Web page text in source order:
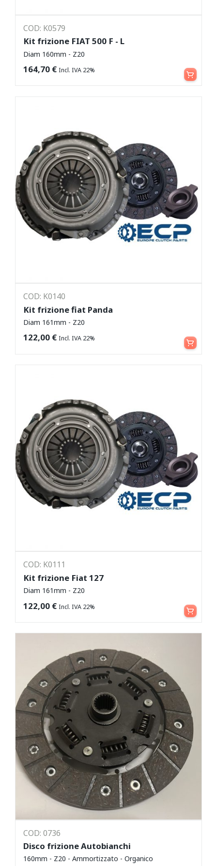
COD: K0579
Kit frizione FIAT 500 F - L
Diam 160mm - Z20
164,70 € Incl. IVA 22% Aggiungi al carrello
COD: K0140
Kit frizione fiat Panda
Diam 161mm - Z20
122,00 € Incl. IVA 22% Aggiungi al carrello
COD: K0111
Kit frizione Fiat 127
Diam 161mm - Z20
122,00 € Incl. IVA 22% Aggiungi al carrello
COD: 0736
Disco frizione Autobianchi
160mm - Z20 - Ammortizzato - Organico